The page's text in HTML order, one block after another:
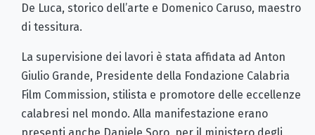
De Luca, storico dell’arte e Domenico Caruso, maestro
di tessitura.
La supervisione dei lavori è stata affidata ad Anton
Giulio Grande, Presidente della Fondazione Calabria
Film Commission, stilista e promotore delle eccellenze
calabresi nel mondo. Alla manifestazione erano
presenti anche Daniele Soro, per il ministero degli